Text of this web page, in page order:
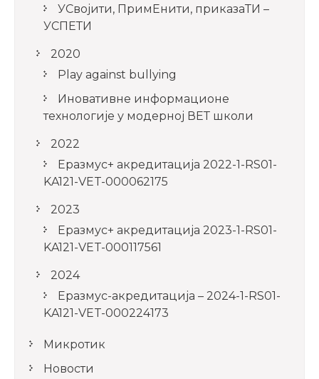
УСвојити, ПримЕнити, приказаТИ –
УСПЕТИ
2020
Play against bullying
Иновативне информационе
технологије у модерној ВЕТ школи
2022
Еразмус+ акредитација 2022-1-RS01-
KA121-VET-000062175
2023
Еразмус+ акредитација 2023-1-RS01-
KA121-VET-000117561
2024
Еразмус-акредитација – 2024-1-RS01-
KA121-VET-000224173
Микротик
Новости